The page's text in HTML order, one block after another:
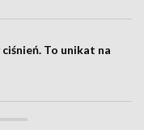
To unikat na